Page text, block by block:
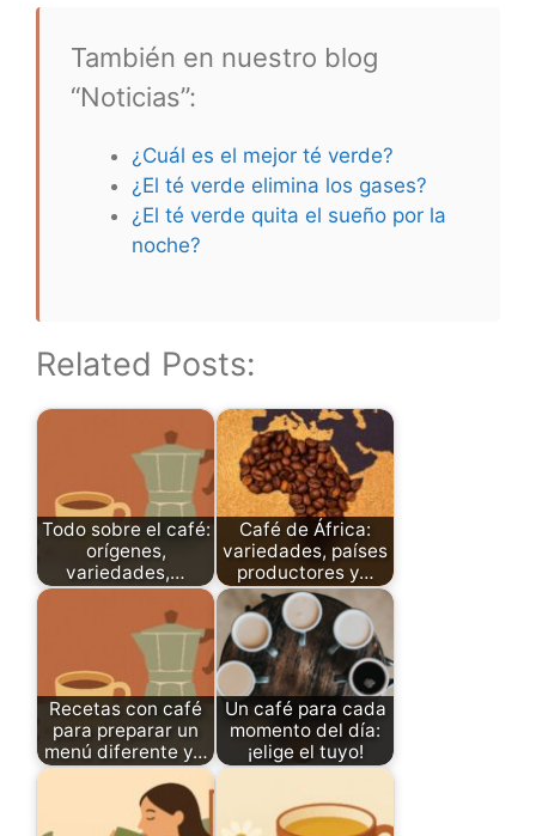
También en nuestro blog
“Noticias”:
¿Cuál es el mejor té verde?
¿El té verde elimina los gases?
¿El té verde quita el sueño por la
noche?
Related Posts:
Todo sobre el café:
orígenes,
variedades,…
Café de África:
variedades, países
productores y…
Recetas con café
para preparar un
menú diferente y…
Un café para cada
momento del día:
¡elige el tuyo!